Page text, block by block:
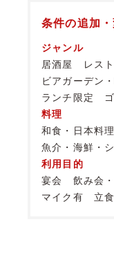
条件の追加
ジャンル
居酒屋
レス
ビアガーデン
ランチ限定
料理
和食・日本料理
魚介・海鮮・
利用目的
宴会
飲み会
マイク有
立